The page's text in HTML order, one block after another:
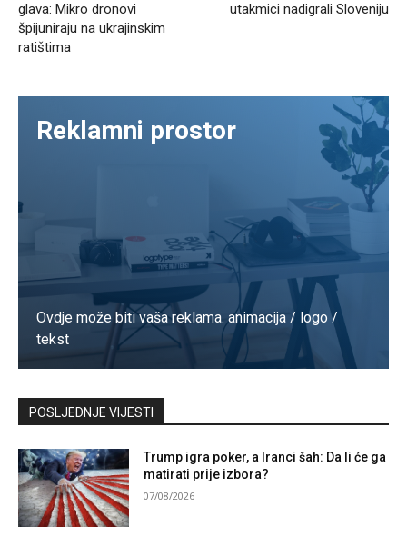
glava: Mikro dronovi
špijuniraju na ukrajinskim
ratištima
utakmici nadigrali Sloveniju
Reklamni prostor
Ovdje može biti vaša reklama. animacija / logo /
tekst
Kontaktirajte nas
POSLJEDNJE VIJESTI
Trump igra poker, a Iranci šah: Da li će ga
matirati prije izbora?
07/08/2026